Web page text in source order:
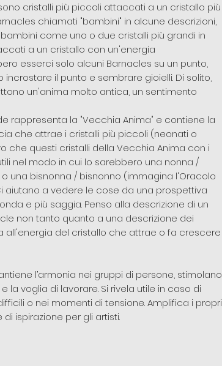
cristalli più piccoli attaccati a un cristallo più
chiamati "bambini" in alcune descrizioni,
come uno o due cristalli più grandi in
a un cristallo con un'energia
esserci solo alcuni Barnacles su un punto,
il punto e sembrare gioielli. Di solito,
un'anima molto antica, un sentimento
rappresenta la "Vecchia Anima" e contiene la
che attrae i cristalli più piccoli (neonati o
che questi cristalli della Vecchia Anima con i
nel modo in cui lo sarebbero una nonna /
una bisnonna / bisnonno (immagina l'Oracolo
aiutano a vedere le cose da una prospettiva
e più saggia. Penso alla descrizione di un
non tanto quanto a una descrizione dei
all'energia del cristallo che attrae o fa crescere
l’armonia nei gruppi di persone, stimolano
la voglia di lavorare. Si rivela utile in caso di
o nei momenti di tensione. Amplifica i propri
ispirazione per gli artisti.